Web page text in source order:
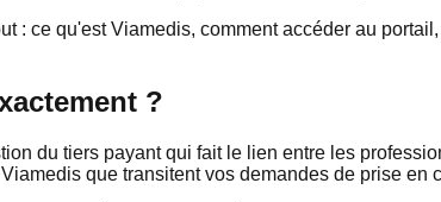
: ce qu'est Viamedis, comment accéder au
?
du tiers payant qui fait le lien entre les
que transitent vos demandes de prise en